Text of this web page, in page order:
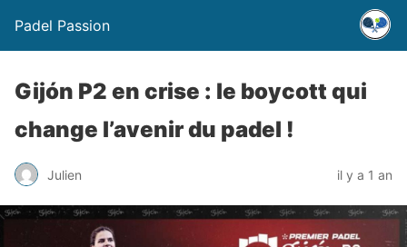
Padel Passion
Gijón P2 en crise : le boycott qui
change l’avenir du padel !
Julien il y a 1 an